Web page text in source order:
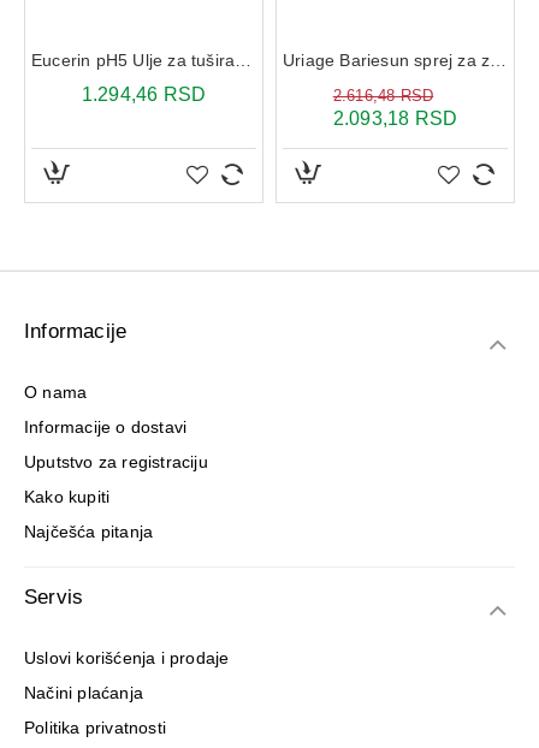
1.294,46 RSD
2.093,18 RSD
2.616,48 RSD
Informacije
O nama
Informacije o dostavi
Uputstvo za registraciju
Kako kupiti
Najčešća pitanja
Servis
Uslovi korišćenja i prodaje
Načini plaćanja
Politika privatnosti